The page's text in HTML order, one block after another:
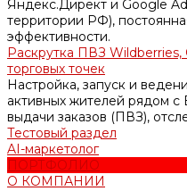
Яндекс.Директ и Google
территории РФ),
эффективности.
Раскрутка ПВЗ
торговых точек
Настройка, запуск и
активных жителей рядом
выдачи заказов (ПВЗ),
Тестовый раздел
AI-маркетолог
ПОРТФОЛИО
О КОМПАНИИ